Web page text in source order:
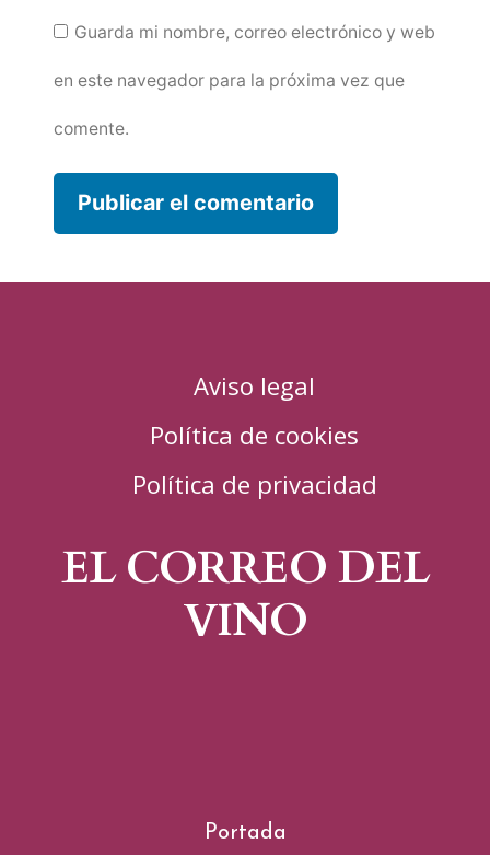
Guarda mi nombre, correo electrónico y web
en este navegador para la próxima vez que
comente.
Aviso legal
Política de cookies
Política de privacidad
EL CORREO DEL
VINO
Portada